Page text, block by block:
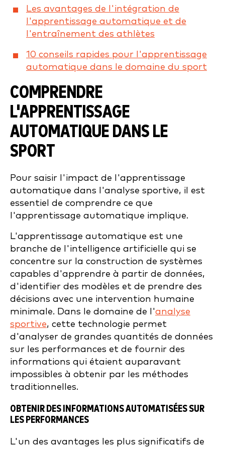
Les avantages de l'intégration de
l'apprentissage automatique et de
l'entraînement des athlètes
10 conseils rapides pour l'apprentissage
automatique dans le domaine du sport
COMPRENDRE
L'APPRENTISSAGE
AUTOMATIQUE DANS LE
SPORT
Pour saisir l'impact de l'apprentissage
automatique dans l'analyse sportive, il est
essentiel de comprendre ce que
l'apprentissage automatique implique.
L'apprentissage automatique est une
branche de l'intelligence artificielle qui se
concentre sur la construction de systèmes
capables d'apprendre à partir de données,
d'identifier des modèles et de prendre des
décisions avec une intervention humaine
minimale. Dans le domaine de l'analyse
sportive, cette technologie permet
d'analyser de grandes quantités de données
sur les performances et de fournir des
informations qui étaient auparavant
impossibles à obtenir par les méthodes
traditionnelles.
OBTENIR DES INFORMATIONS AUTOMATISÉES SUR
LES PERFORMANCES
L'un des avantages les plus significatifs de